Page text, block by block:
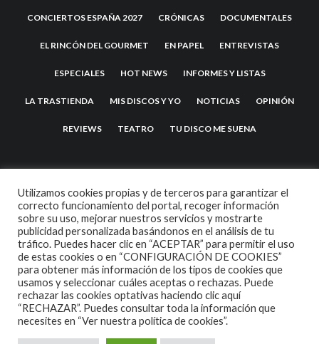
CONCIERTOS ESPAÑA 2027 CRÓNICAS DOCUMENTALES
EL RINCÓN DEL GOURMET EN PAPEL ENTREVISTAS
ESPECIALES HOT NEWS INFORMES Y LISTAS
LA TRASTIENDA MIS DISCOS Y YO NOTICIAS OPINIÓN
REVIEWS TEATRO TU DISCO ME SUENA
2007 COPYRIGHT -CODETIPITHEME
Utilizamos cookies propias y de terceros para garantizar el
correcto funcionamiento del portal, recoger información
sobre su uso, mejorar nuestros servicios y mostrarte
publicidad personalizada basándonos en el análisis de tu
tráfico. Puedes hacer clic en “ACEPTAR” para permitir el uso
de estas cookies o en “CONFIGURACIÓN DE COOKIES”
para obtener más información de los tipos de cookies que
usamos y seleccionar cuáles aceptas o rechazas. Puede
rechazar las cookies optativas haciendo clic aquí
“RECHAZAR”. Puedes consultar toda la información que
necesites en “Ver nuestra política de cookies”.